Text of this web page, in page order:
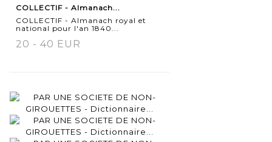
COLLECTIF - Almanach...
COLLECTIF - Almanach royal et
national pour l'an 1840...
20 - 40 EUR